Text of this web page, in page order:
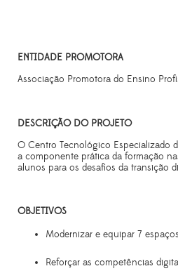
ENTIDADE PROMOTORA
Associação Promotora do Ensino
DESCRIÇÃO DO PROJETO
O Centro Tecnológico Especializado
a componente prática da formação
alunos para os desafios da transição
OBJETIVOS
Modernizar e equipar 7
Reforçar as competências